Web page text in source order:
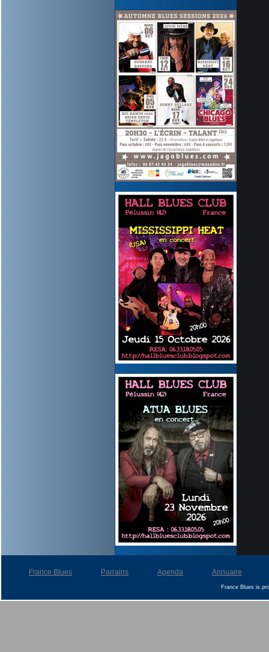
France Blues Parrains Agenda Annuaire
France Blues is